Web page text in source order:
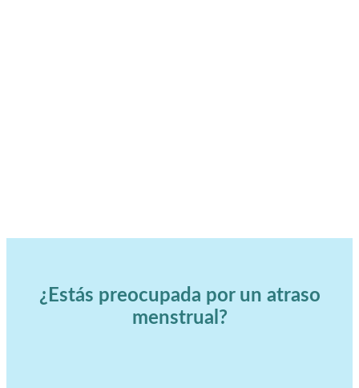
¿Estás preocupada por un atraso
menstrual?